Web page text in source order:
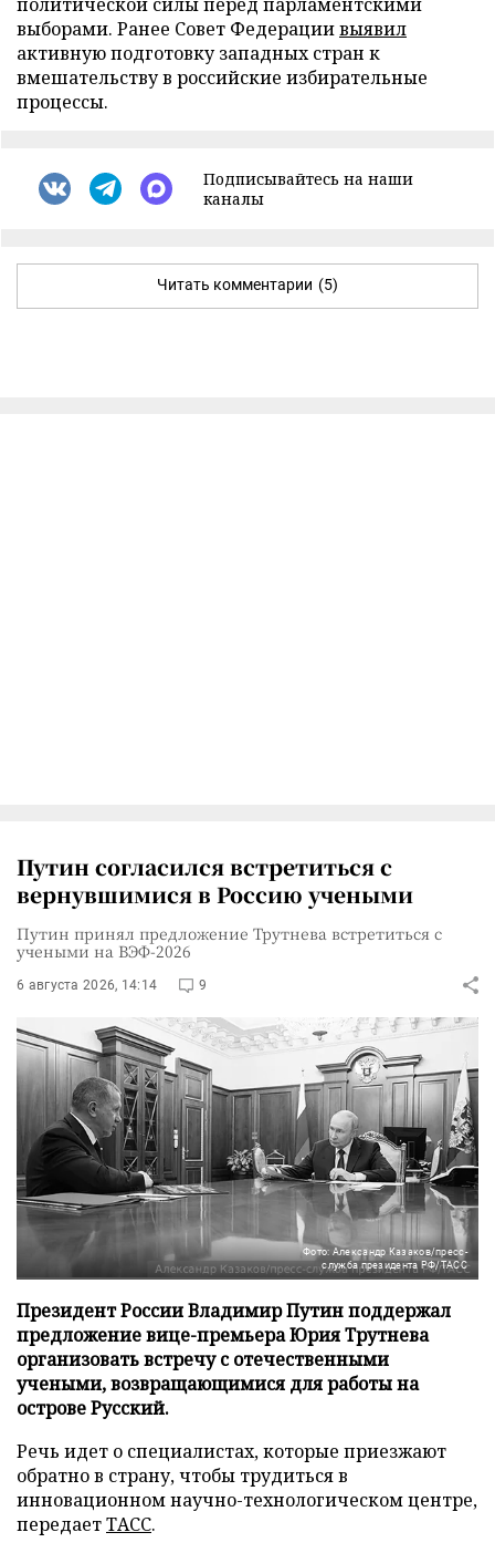
выборами. Ранее Совет Федерациивыявил
активную подготовку западных стран к
вмешательству в российские избирательные
процессы.
Подписывайтесь на наши
каналы
Читать комментарии (5)
Путин согласился встретиться с
вернувшимися в Россию учеными
Путин принял предложение Трутнева встретиться с
учеными на ВЭФ-2026
6 августа 2026, 14:14 9
Фото: Александр Казаков/пресс-
служба президента РФ/ТАСС
Президент России Владимир Путин поддержал
предложение вице-премьера Юрия Трутнева
организовать встречу с отечественными
учеными, возвращающимися для работы на
острове Русский.
Речь идет о специалистах, которые приезжают
обратно в страну, чтобы трудиться в
инновационном научно-технологическом центре,
передаетТАСС.